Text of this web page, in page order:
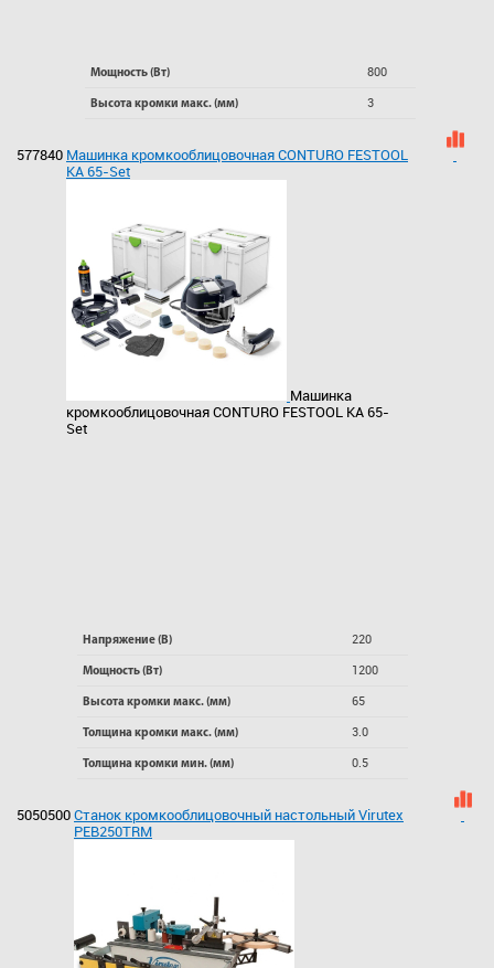
Мощность (Вт) 800
Высота кромки макс. (мм) 3
577840 Машинка кромкооблицовочная CONTURO FESTOOL
KA 65-Set
Машинка
кромкооблицовочная CONTURO FESTOOL KA 65-
Set
Напряжение (В) 220
Мощность (Вт) 1200
Высота кромки макс. (мм) 65
Толщина кромки макс. (мм) 3.0
Толщина кромки мин. (мм) 0.5
5050500Станок кромкооблицовочный настольный Virutex
PEB250TRM